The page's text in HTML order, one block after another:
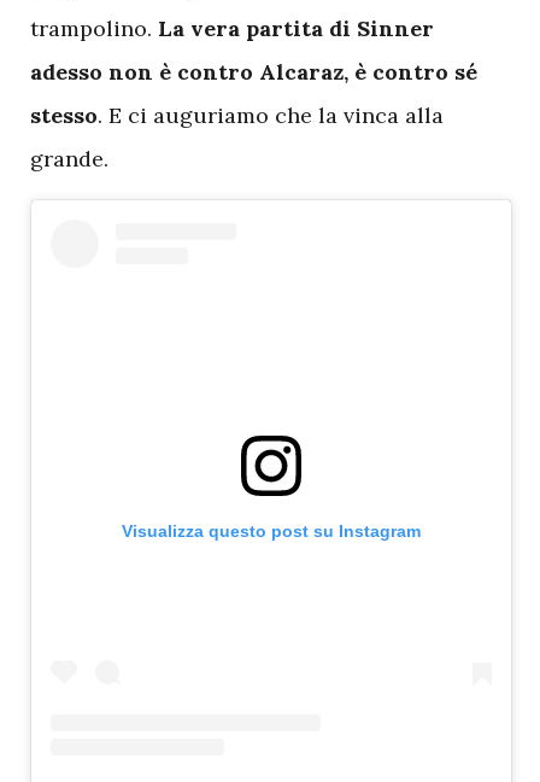
trampolino. La vera partita di Sinner
adesso non è contro Alcaraz, è contro sé
stesso. E ci auguriamo che la vinca alla
grande.
Visualizza questo post su Instagram